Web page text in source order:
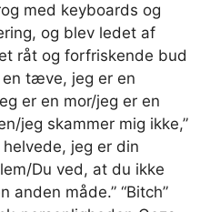
med keyboards og
og blev ledet af
råt og forfriskende bud
en tæve, jeg er en
er en mor/jeg er en
jeg skammer mig ikke,”
jeg er din
Du ved, at du ikke
anden måde.” “Bitch”